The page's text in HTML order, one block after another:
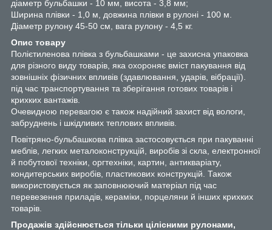
діаметр бульбашки - 10 мм, висота - 3,8 мм;
Ширина плівки - 1,0 м, довжина плівки в рулоні - 100 м.
Діаметр рулону 45-50 см, вага рулону - 4,5 кг.
Опис товару
Полієтиленова плівка з бульбашками - це захисна упаковка
для різного виду товарів, яка охороняє вміст пакування від
зовнішніх фізичних впливів (здавлювання, ударів, вібрації).
під час транспортування та зберігання готових товарів і
крихких вантажів.
Очевидною перевагою є також надійний захист від вологи,
забруднень і шкідливих теплових впливів.
Повітряно-бульбашкова плівка застосовується при пакуванні
меблів, легких металоконструкцій, виробів зі скла, електронної
й побутової техніки, оргтехніки, картин, антикваріату,
кондитерських виробів, пластикових конструкцій. Також
використовується як заповнюючий матеріал під час
перевезення приладів, кераміки, порцеляни й інших крихких
товарів.
Продажів здійснюється тільки цілісними рулонами,